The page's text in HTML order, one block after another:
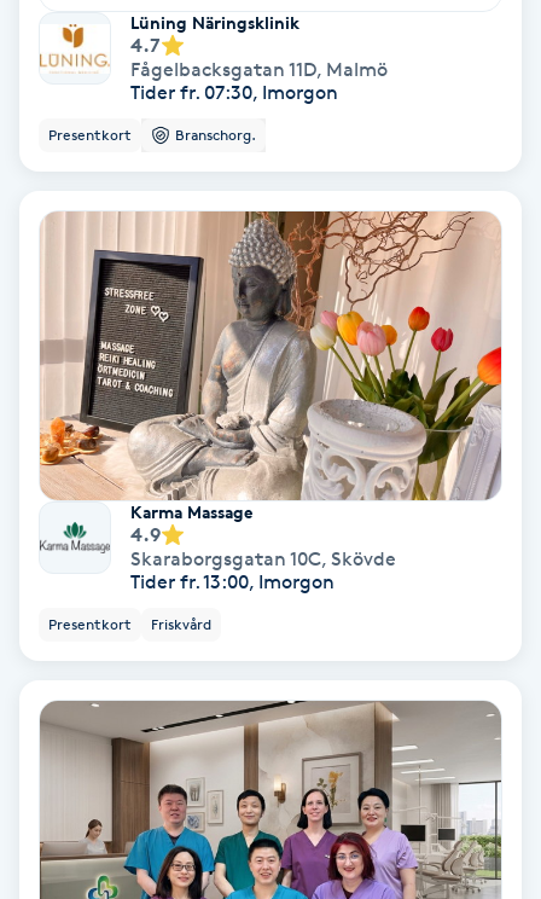
Hälsa
Hälsprickor
Idrottsmassage
IPL hårborttagning
IR-massage
Japansk massage
K18
Kemisk peeling
Keratinbehandling
Kinesiologi
Lüning Näringsklinik
4.7
Fågelbacksgatan 11D, Malmö
Tider fr. 07:30, Imorgon
Presentkort Branschorg.
Karma Massage
4.9
Skaraborgsgatan 10C, Skövde
Tider fr. 13:00, Imorgon
Presentkort Friskvård